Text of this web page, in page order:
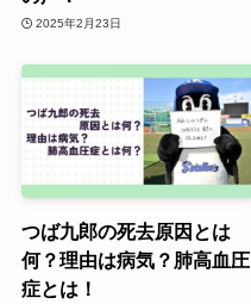
2025年2月23日
つば九郎の死去原因とは
何？理由は病気？肺高血圧
症とは！